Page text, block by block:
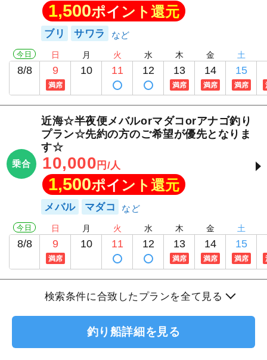
1,500ポイント還元
ブリ サワラ
今日
8/8
日
9
満席
月
10
火
11
水
12
木
13
満席
金
14
満席
土
15
満席
乗合
近海☆半夜便メバルorマダコorアナゴ釣り
プラン☆先約の方のご希望が優先となりま
す☆
10,000 円/人
1,500ポイント還元
メバル マダコ
今日
8/8
日
9
満席
月
10
火
11
水
12
木
13
満席
金
14
満席
土
15
満席
検索条件に合致したプランを全て見る
釣り船詳細を見る